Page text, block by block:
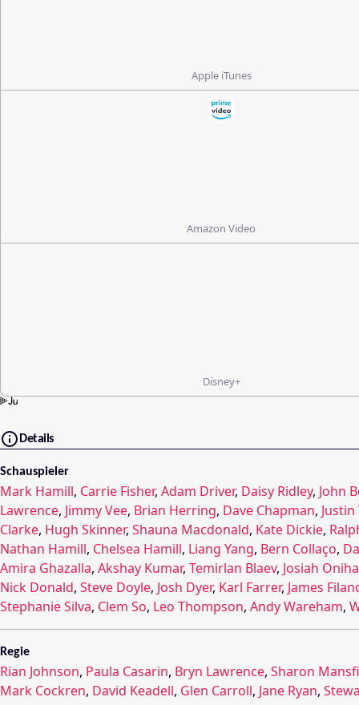
Apple iTunes
Amazon Video
Disney+
Details
Schauspieler
Mark Hamill, Carrie Fisher, Adam Driver, Daisy Ridley, John
Lawrence, Jimmy Vee, Brian Herring, Dave Chapman,
Clarke, Hugh Skinner, Shauna Macdonald, Kate Dickie,
Nathan Hamill, Chelsea Hamill, Liang Yang, Bern Collaço,
Amira Ghazalla, Akshay Kumar, Temirlan Blaev, Josiah Oniha
Nick Donald, Steve Doyle, Josh Dyer, Karl Farrer, James
Stephanie Silva, Clem So, Leo Thompson, Andy Wareham,
Regie
Rian Johnson, Paula Casarin, Bryn Lawrence, Sharon
Mark Cockren, David Keadell, Glen Carroll, Jane Ryan,